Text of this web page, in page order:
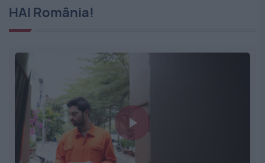
HAI România!